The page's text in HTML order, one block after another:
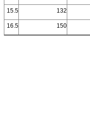
132
15.5
150
16.5